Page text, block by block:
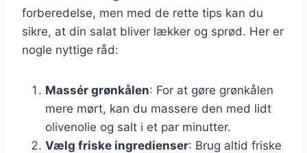
forberedelse, men med de rette tips kan du
sikre, at din salat bliver lækker og sprød. Her er
nogle nyttige råd:
Massér grønkålen: For at gøre grønkålen
mere mørt, kan du massere den med lidt
olivenolie og salt i et par minutter.
Vælg friske ingredienser: Brug altid friske